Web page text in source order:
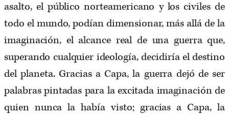
asalto, el público norteamericano y los civiles de
todo el mundo, podían dimensionar, más allá de la
imaginación, el alcance real de una guerra que,
superando cualquier ideología, decidiría el destino
del planeta. Gracias a Capa, la guerra dejó de ser
palabras pintadas para la excitada imaginación de
quien nunca la había visto; gracias a Capa, la